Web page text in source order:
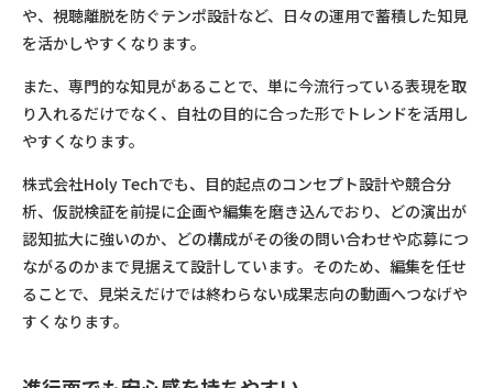
や、視聴離脱を防ぐテンポ設計など、日々の運用で蓄積した知見
を活かしやすくなります。
また、専門的な知見があることで、単に今流行っている表現を取
り入れるだけでなく、自社の目的に合った形でトレンドを活用し
やすくなります。
株式会社Holy Techでも、目的起点のコンセプト設計や競合分
析、仮説検証を前提に企画や編集を磨き込んでおり、どの演出が
認知拡大に強いのか、どの構成がその後の問い合わせや応募につ
ながるのかまで見据えて設計しています。そのため、編集を任せ
ることで、見栄えだけでは終わらない成果志向の動画へつなげや
すくなります。